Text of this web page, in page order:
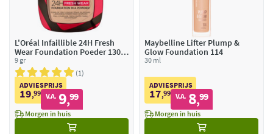
L'Oréal Infaillible 24H Fresh
Wear Foundation Poeder 130
True Beige
9 gr
1
ADVIESPRIJS
19,99 V.A. 9,99
Morgen in huis
Maybelline Lifter Plump &
Glow Foundation 114
30 ml
ADVIESPRIJS
17,99 V.A. 8,99
Morgen in huis